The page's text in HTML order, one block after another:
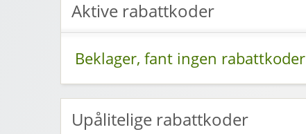
Aktive rabattkoder
Beklager, fant ingen rabattkoder
Upålitelige rabattkoder